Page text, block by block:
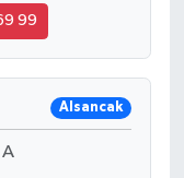
99
Alsancak